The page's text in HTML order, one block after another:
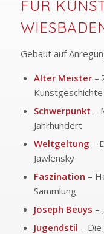
FÜR
Gebaut auf
Alter Meister–
Kunstgeschichte
Schwerpunkt –
Jahrhundert
Weltgeltung –
Jawlensky
Faszination –
Sammlung
Joseph Beuys –
Jugendstil –